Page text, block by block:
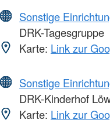
Sonstige
DRK-Tagesgruppe
Karte: Link zur
Sonstige
DRK-Kinderhof
Karte: Link zur